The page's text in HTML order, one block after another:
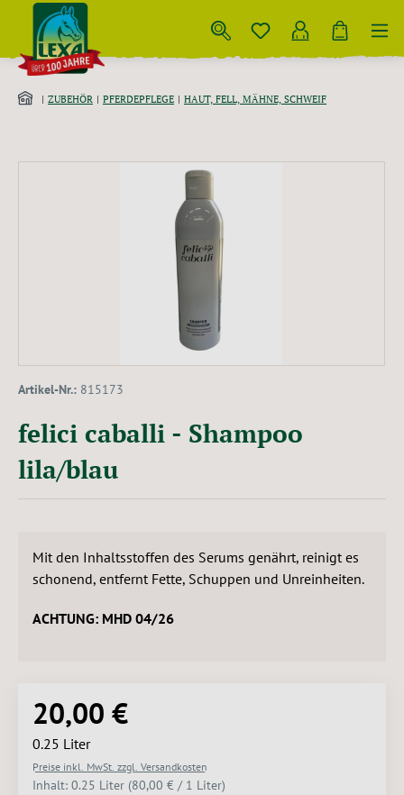
Zum Hauptinhalt springen
ZUBEHÖR PFERDEPFLEGE HAUT, FELL, MÄHNE, SCHWEIF
Artikel-Nr.: 815173
felici caballi - Shampoo
lila/blau
Mit den Inhaltsstoffen des Serums genährt, reinigt es
schonend, entfernt Fette, Schuppen und Unreinheiten.
ACHTUNG: MHD 04/26
Regulärer Preis:
20,00 €
0.25 Liter
Preise inkl. MwSt. zzgl. Versandkosten
Inhalt: 0.25 Liter (80,00 € / 1 Liter)